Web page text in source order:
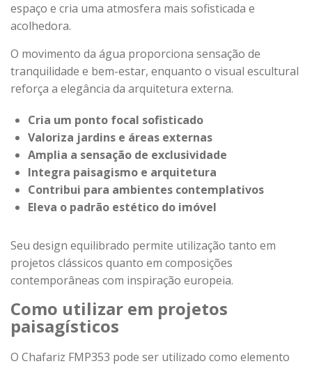
espaço e cria uma atmosfera mais sofisticada e
acolhedora.
O movimento da água proporciona sensação de
tranquilidade e bem-estar, enquanto o visual escultural
reforça a elegância da arquitetura externa.
Cria um ponto focal sofisticado
Valoriza jardins e áreas externas
Amplia a sensação de exclusividade
Integra paisagismo e arquitetura
Contribui para ambientes contemplativos
Eleva o padrão estético do imóvel
Seu design equilibrado permite utilização tanto em
projetos clássicos quanto em composições
contemporâneas com inspiração europeia.
Como utilizar em projetos
paisagísticos
O Chafariz FMP353 pode ser utilizado como elemento